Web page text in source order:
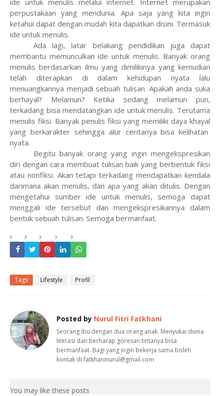
ide untuk menulis melalui internet. Internet merupakan
perpustakaan yang mendunia. Apa saja yang kita ingin
ketahui dapat dengan mudah kita dapatkan disini. Termasuk
ide untuk menulis.
Ada lagi, latar belakang pendidikan juga dapat
membantu memunculkan ide untuk menulis. Banyak orang
menulis berdasarkan ilmu yang dimilikinya yang kemudian
telah diterapkan di dalam kehidupan nyata lalu
menuangkannya menjadi sebuah tulisan. Apakah anda suka
berhayal? Melamun? Ketika sedang melamun pun,
terkadang bisa mendatangkan ide untuk menulis. Terutama
menulis fiksi. Banyak penulis fiksi yang memiliki daya khayal
yang berkarakter sehingga alur ceritanya bisa kelihatan
nyata.
Begitu banyak orang yang ingin mengekspresikan
diri dengan cara membuat tulisan baik yang berbentuk fiksi
atau nonfiksi. Akan tetapi terkadang mendapatkan kendala
darimana akan menulis, dan apa yang akan ditulis. Dengan
mengetahui sumber ide untuk menulis, semoga dapat
menggali ide tersebut dan mengekspresikannya dalam
bentuk sebuah tulisan. Semoga bermanfaat.
Tags Lifestyle Profil
Posted by Nurul Fitri Fatkhani
Seorang ibu dengan dua orang anak. Menyukai dunia
literasi dan berharap goresan tintanya bisa
bermanfaat. Bagi yang ingin bekerja sama boleh
kontak di fatkhaninurul@gmail.com
You may like these posts